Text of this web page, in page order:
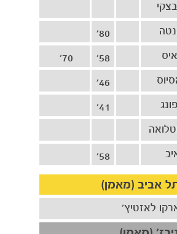
80'
70'
58'
46'
41'
58'
אביב (מאמן)
לאזטיץ'